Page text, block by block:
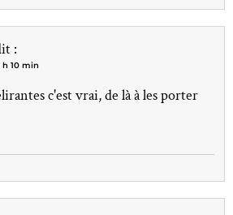
:
h 10 min
c'est vrai, de là à les porter